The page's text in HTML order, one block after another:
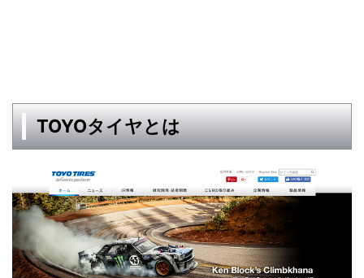
TOYOタイヤとは